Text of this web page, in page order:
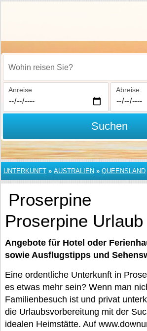
Wohin reisen Sie?
Anreise Abreise
Suchen
UNTERKUNFT » AUSTRALIEN » QUEENSLAND
Proserpine
Proserpine Urlaub
Angebote für Hotel oder
sowie Ausflugstipps und
Eine ordentliche Unterkunft in
es etwas mehr sein? Wenn man
Familienbesuch ist und privat
die Urlaubsvorbereitung mit der
idealen Heimstätte. Auf